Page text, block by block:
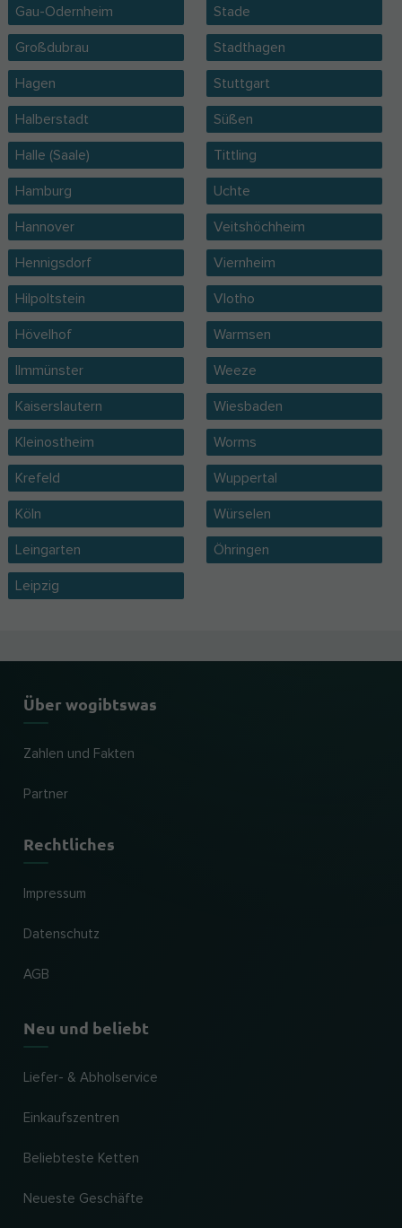
Gau-Odernheim
Großdubrau
Hagen
Halberstadt
Halle (Saale)
Hamburg
Hannover
Hennigsdorf
Hilpoltstein
Hövelhof
Ilmmünster
Kaiserslautern
Kleinostheim
Krefeld
Köln
Leingarten
Leipzig
Stade
Stadthagen
Stuttgart
Süßen
Tittling
Uchte
Veitshöchheim
Viernheim
Vlotho
Warmsen
Weeze
Wiesbaden
Worms
Wuppertal
Würselen
Öhringen
Über wogibtswas
Zahlen und Fakten
Partner
Rechtliches
Impressum
Datenschutz
AGB
Neu und beliebt
Liefer- & Abholservice
Einkaufszentren
Beliebteste Ketten
Neueste Geschäfte